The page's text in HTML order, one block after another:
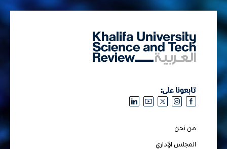
تابعونا على:
من نحن
المجلس الإداري